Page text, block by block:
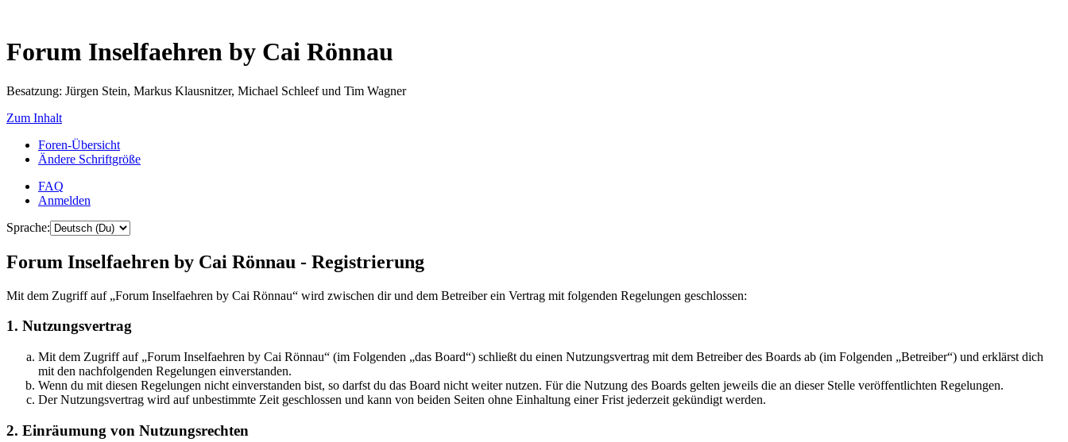
Forum Inselfaehren by Cai Rönnau
Besatzung: Jürgen Stein, Markus Klausnitzer, Michael Schleef und Tim Wagner
Zum Inhalt
Foren-Übersicht
Ändere Schriftgröße
FAQ
Anmelden
Sprache:
Forum Inselfaehren by Cai Rönnau - Registrierung
Mit dem Zugriff auf „Forum Inselfaehren by Cai Rönnau“ wird zwischen dir und dem Betreiber ein Vertrag mit folgenden Regelungen geschlossen:
1. Nutzungsvertrag
Mit dem Zugriff auf „Forum Inselfaehren by Cai Rönnau“ (im Folgenden „das Board“) schließt du einen Nutzungsvertrag mit dem Betreiber des Boards ab (im Folgenden „Betreiber“) und erklärst dich
mit den nachfolgenden Regelungen einverstanden.
Wenn du mit diesen Regelungen nicht einverstanden bist, so darfst du das Board nicht weiter nutzen. Für die Nutzung des Boards gelten jeweils die an dieser Stelle veröffentlichten Regelungen.
Der Nutzungsvertrag wird auf unbestimmte Zeit geschlossen und kann von beiden Seiten ohne Einhaltung einer Frist jederzeit gekündigt werden.
2. Einräumung von Nutzungsrechten